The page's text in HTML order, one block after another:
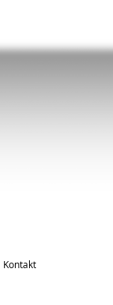
Kontakt